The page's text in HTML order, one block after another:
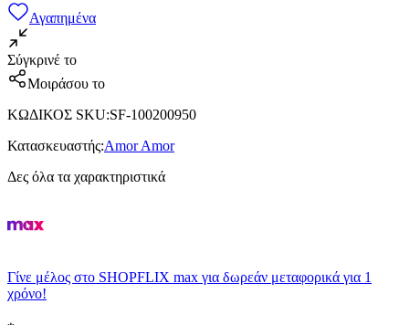
Αγαπημένα
Σύγκρινέ το
Μοιράσου το
ΚΩΔΙΚΟΣ SKU:SF-100200950
Κατασκευαστής:Amor Amor
Δες όλα τα χαρακτηριστικά
Γίνε μέλος στο SHOPFLIX max για δωρεάν μεταφορικά για 1
χρόνο!